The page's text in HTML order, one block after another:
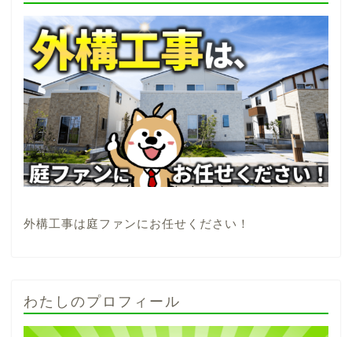
外構工事は庭ファンにお任せください！
わたしのプロフィール